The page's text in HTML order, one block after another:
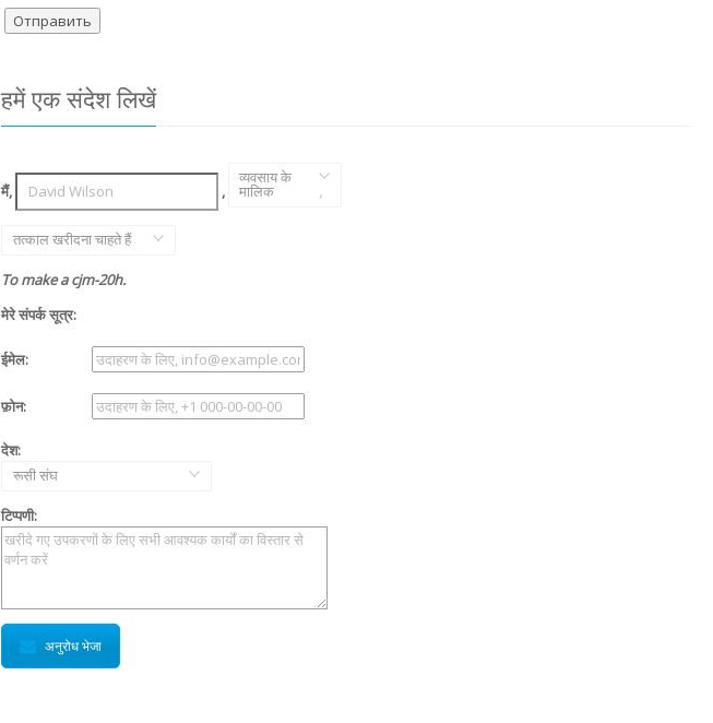
हमें एक संदेश लिखें
मैं, ,
व्यवसाय के
मालिक ,
तत्काल खरीदना चाहते हैं
To make a cjm-20h.
मेरे संपर्क सूत्र:
ईमेल:
फ़ोन:
देश:
रूसी संघ
टिप्पणी:
अनुरोध भेजा